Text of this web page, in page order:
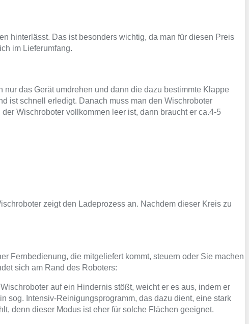
hinterlässt. Das ist besonders wichtig, da man für diesen Preis
im Lieferumfang.
das Gerät umdrehen und dann die dazu bestimmte Klappe
ist schnell erledigt. Danach muss man den Wischroboter
Wischroboter vollkommen leer ist, dann braucht er ca.4-5
zeigt den Ladeprozess an. Nachdem dieser Kreis zu
Fernbedienung, die mitgeliefert kommt, steuern oder Sie machen
sich am Rand des Roboters:
auf ein Hindernis stößt, weicht er es aus, indem er
sog. Intensiv-Reinigungsprogramm, das dazu dient, eine stark
denn dieser Modus ist eher für solche Flächen geeignet.